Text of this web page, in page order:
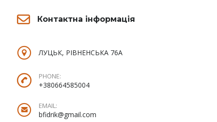
Контактна інформація
ЛУЦЬК, РІВНЕНСЬКА 76А
PHONE:
+380664585004
EMAIL:
bfidrik@gmail.com